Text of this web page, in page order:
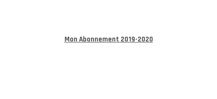
Mon Abonnement 2019-2020